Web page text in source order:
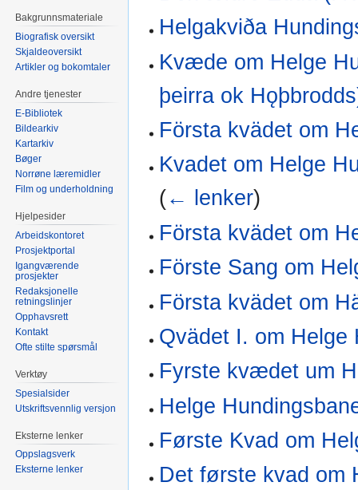
Helgakviða
Kvæde om Helge
þeirra ok
Första kvädet om
Kvadet om Helge
(← lenker)
Första kvädet om
Förste Sang om
Första kvädet om
Qvädet I. om Helge
Fyrste kvædet um
Helge
Første Kvad om
Det første kvad om
Bakgrunnsmateriale
Biografisk oversikt
Skjaldeoversikt
Artikler og bokomtaler
Andre tjenester
E-Bibliotek
Bildearkiv
Kartarkiv
Bøger
Norrøne læremidler
Film og underholdning
Hjelpesider
Arbeidskontoret
Prosjektportal
Igangværende
prosjekter
Redaksjonelle
retningslinjer
Opphavsrett
Kontakt
Ofte stilte spørsmål
Verktøy
Spesialsider
Utskriftsvennlig versjon
Eksterne lenker
Oppslagsverk
Eksterne lenker